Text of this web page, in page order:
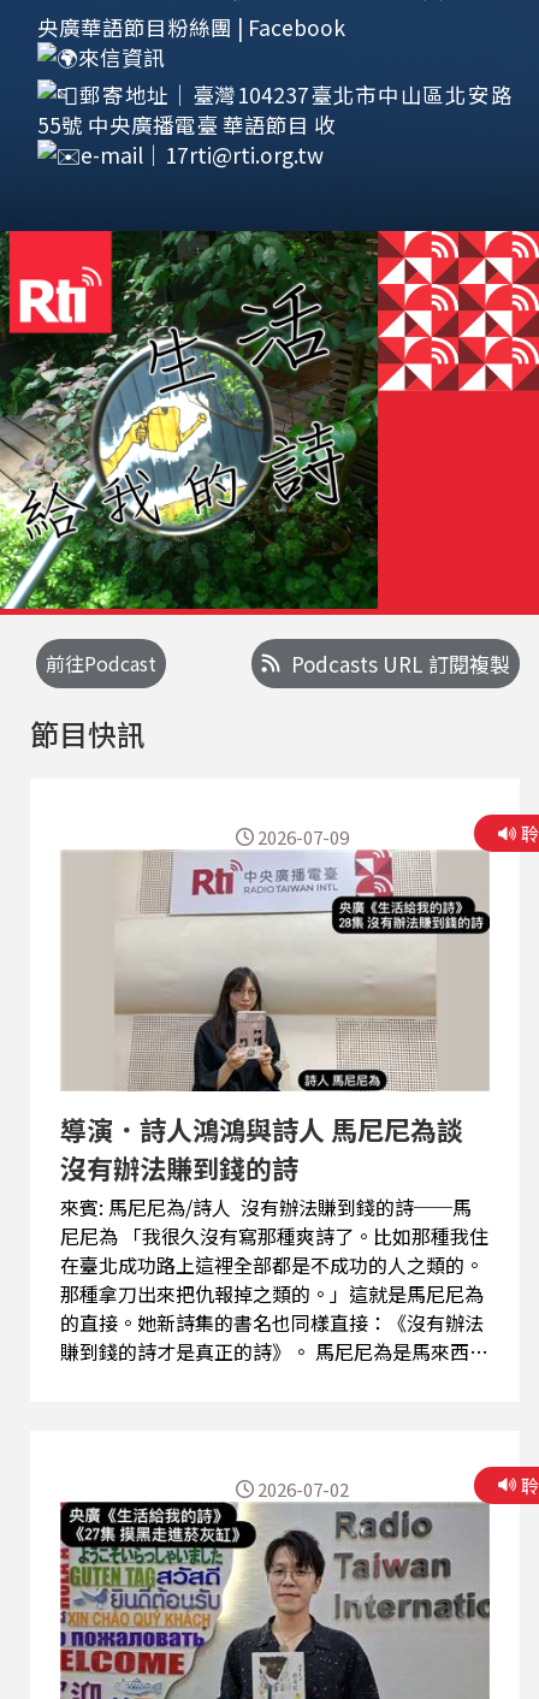
央廣華語節目粉絲團 | Facebook
來信資訊
郵寄地址｜臺灣104237臺北市中山區北安路
55號 中央廣播電臺 華語節目 收
e-mail｜ 17rti@rti.org.tw
前往Podcast Podcasts URL 訂閱複製
節目快訊
導演．詩人鴻鴻與詩人 馬尼尼為談
沒有辦法賺到錢的詩
來賓: 馬尼尼為/詩人 沒有辦法賺到錢的詩──馬
尼尼為 「我很久沒有寫那種爽詩了。比如那種我住
在臺北成功路上這裡全部都是不成功的人之類的。
那種拿刀出來把仇報掉之類的。」這就是馬尼尼為
的直接。她新詩集的書名也同樣直接：《沒有辦法
賺到錢的詩才是真正的詩》。 馬尼尼為是馬來西亞
你的雜質發亮》開始，陸續有《我不是生來當母親
的》、《貓面具》、《給我換藥》、《我們明天再
說話》、《沒有大路》、《馬惹尼》、《吃風
集》、《詩人旅館》、《我和那個叫貓的少年睡過
了》、《馬來鬼圖鑑》等詩、散文、繪本問世，曾
以《今生好好愛動物：寶島收容所採訪錄》獲金鼎
獎。她的詩集都是詩與畫一體成形，畫的可愛平衡
了詩的嗆辣。 筆名馬尼尼為的「馬」是馬來西亞，
2026-07-09
2026-07-02